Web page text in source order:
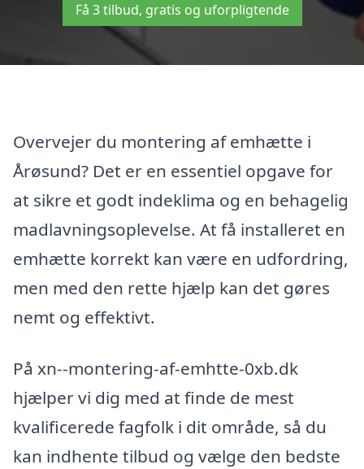
Få 3 tilbud, gratis og uforpligtende
Overvejer du montering af emhætte i
Årøsund? Det er en essentiel opgave for
at sikre et godt indeklima og en behagelig
madlavningsoplevelse. At få installeret en
emhætte korrekt kan være en udfordring,
men med den rette hjælp kan det gøres
nemt og effektivt.
På xn--montering-af-emhtte-0xb.dk
hjælper vi dig med at finde de mest
kvalificerede fagfolk i dit område, så du
kan indhente tilbud og vælge den bedste